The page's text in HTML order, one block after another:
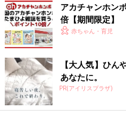
アカチャンホン
倍【期間限定】
赤ちゃん・育児
【大人気】ひん
あなたに。
PR(アイリスプラザ)